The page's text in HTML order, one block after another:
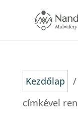
Kezdőlap
/
címkével